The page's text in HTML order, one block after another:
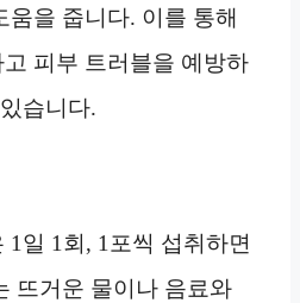
움을 줍니다. 이를 통해
피부 트러블을 예방하
습니다.
1일 1회, 1포씩 섭취하면
뜨거운 물이나 음료와